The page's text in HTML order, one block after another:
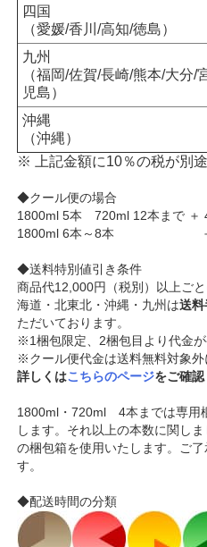
四国
（愛媛/香川/高知/徳島）
九州
（福岡/佐賀/長崎/熊本/大分/
児島）
沖縄
（沖縄）
※ 上記金額に10％の税が別途
◆クール便の場合
1800ml 5本 720ml 12本まで ＋
1800ml 6本～8本 ＋
◆送料特別値引き条件
商品代12,000円（税別）以上ご
海道・北東北・沖縄・九州は送料
ただいております。
※1梱包限定、2梱包目より代金が
※クール便代金は送料無料対象外
詳しくはこちらのページをご確認
1800ml・720ml 4本までは専用
します。それ以上の本数に関し
の梱包箱を使用いたします。ご
す。
◆配送時間の分類